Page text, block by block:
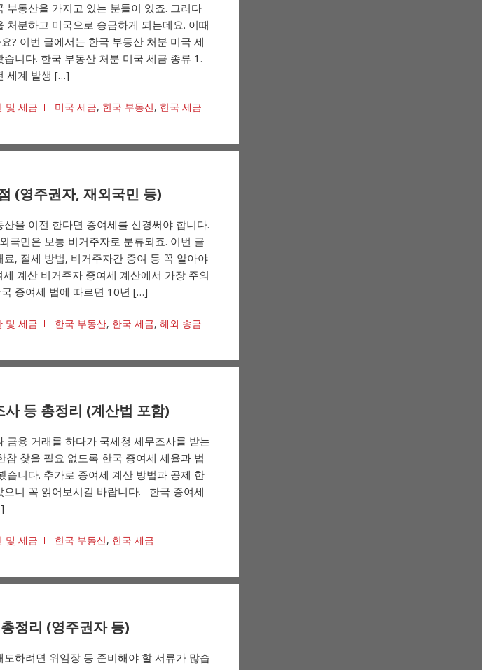
부동산을 가지고 있는 분들이 있죠. 그러다
분하고 미국으로 송금하게 되는데요. 이때
? 이번 글에서는 한국 부동산 처분 미국 세
니다. 한국 부동산 처분 미국 세금 종류 1.
세계 발생 […]
및 세금 미국 세금, 한국 부동산, 한국 세금
(영주권자, 재외국민 등)
을 이전 한다면 증여세를 신경써야 합니다.
국민은 보통 비거주자로 분류되죠. 이번 글
, 절세 방법, 비거주자간 증여 등 꼭 알아야
계산 비거주자 증여세 계산에서 가장 주의
증여세 법에 따르면 10년 […]
및 세금 한국 부동산, 한국 세금, 해외 송금
등 총정리 (계산법 포함)
금융 거래를 하다가 국세청 세무조사를 받는
찾을 필요 없도록 한국 증여세 세율과 법
니다. 추가로 증여세 계산 방법과 공제 한
니 꼭 읽어보시길 바랍니다. 한국 증여세
및 세금 한국 부동산, 한국 세금
정리 (영주권자 등)
하려면 위임장 등 준비해야 할 서류가 많습